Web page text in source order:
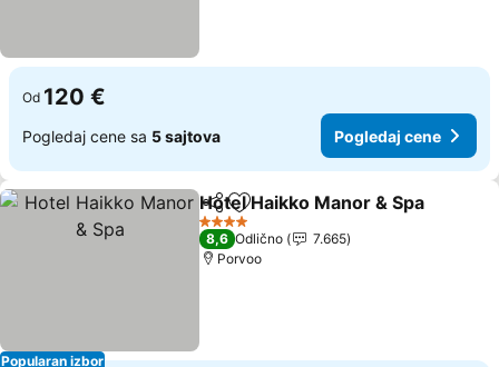
Od 120 €
Pogledaj cene sa 5 sajtova Pogledaj cene
Popularan izbor
Deli Dodati u favorite
Hotel Haikko Manor & Spa
4 Zvezdice
8,6 Odlično
7.665
Porvoo